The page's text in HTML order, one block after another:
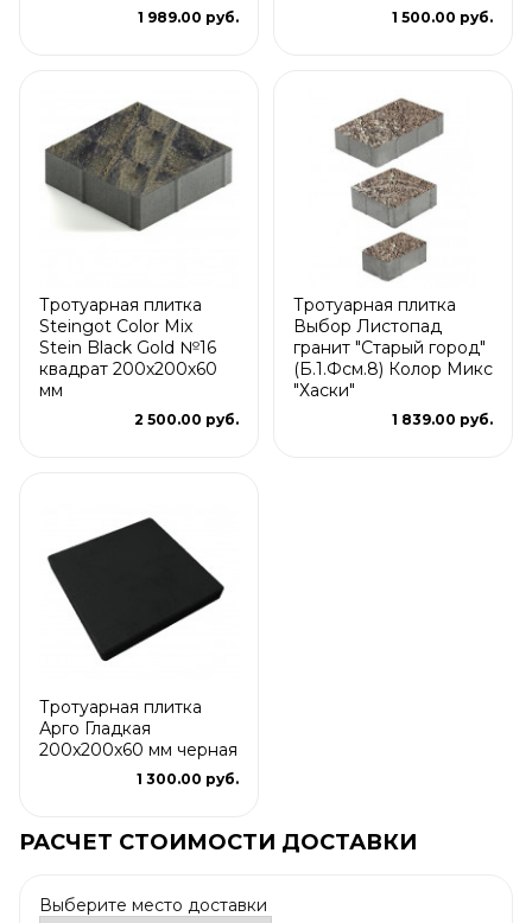
1 989.00 руб. 1 500.00 руб.
Тротуарная плитка
Steingot Color Mix
Stein Black Gold №16
квадрат 200х200х60
мм
2 500.00 руб.
Тротуарная плитка
Выбор Листопад
гранит "Старый город"
(Б.1.Фсм.8) Колор Микс
"Хаски"
1 839.00 руб.
Тротуарная плитка
Арго Гладкая
200x200x60 мм черная
1 300.00 руб.
РАСЧЕТ СТОИМОСТИ ДОСТАВКИ
Выберите место доставки